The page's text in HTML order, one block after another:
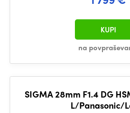
na
KUPI
SIGMA 28mm F1.4 DG
L/Panasonic/